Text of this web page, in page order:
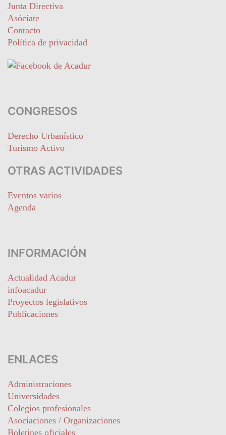
Junta Directiva
Asóciate
Contacto
Política de privacidad
CONGRESOS
Derecho Urbanístico
Turismo Activo
OTRAS ACTIVIDADES
Eventos varios
Agenda
INFORMACIÓN
Actualidad Acadur
infoacadur
Proyectos legislativos
Publicaciones
ENLACES
Administraciones
Universidades
Colegios profesionales
Asociaciones / Organizaciones
Boletines oficiales